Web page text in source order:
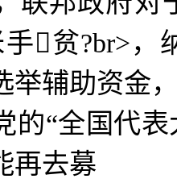
贫?br>，
举辅助资金
的“全国代表
再去募